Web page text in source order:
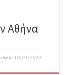
Αθήνα
18/01/2023